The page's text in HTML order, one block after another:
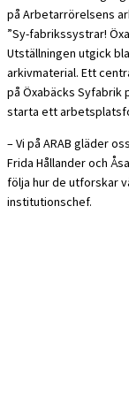
på Arbetarrörelsens
”Sy-fabrikssystrar!
Utställningen utgick
arkivmaterial. Ett
på Öxabäcks Syfabrik
starta ett
– Vi på ARAB gläder
Frida Hållander och
följa hur de utforskar
institutionschef.